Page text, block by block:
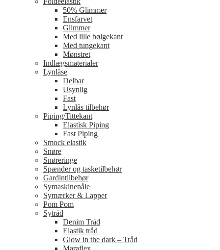
50% Glimmer
Ensfarvet
Glimmer
Med lille bølgekant
Med tungekant
Mønstret
Indlægsmaterialer
Lynlåse
Delbar
Usynlig
Fast
Lynlås tilbehør
Piping/Tittekant
Elastisk Piping
Fast Piping
Smock elastik
Snøre
Snøreringe
Spænder og tasketilbehør
Gardintilbehør
Symaskinenåle
Symærker & Lapper
Pom Pom
Sytråd
Denim Tråd
Elastik tråd
Glow in the dark – Tråd
Maraflex